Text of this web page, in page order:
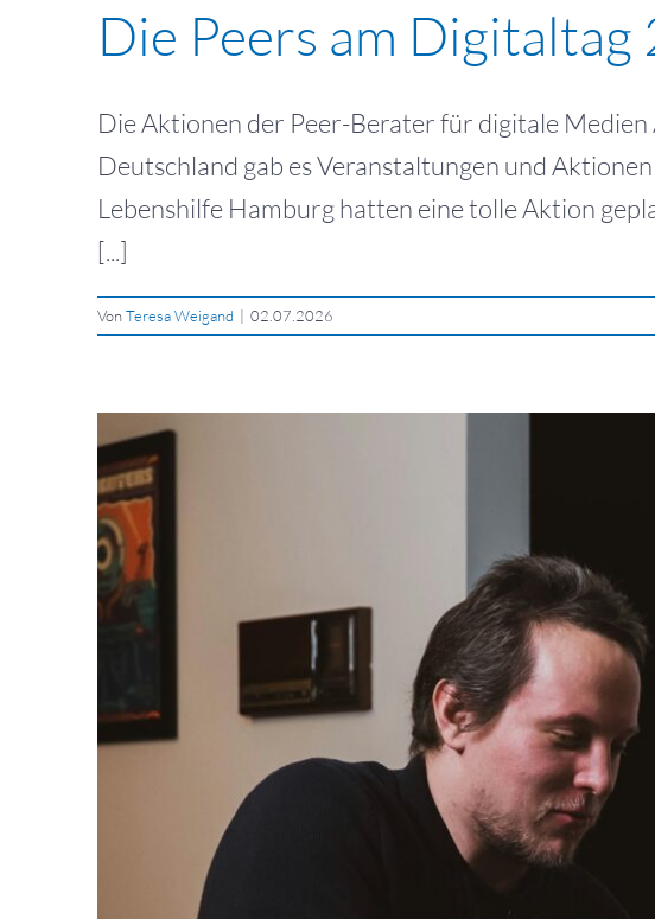
Die Peers am Digitaltag
Die Aktionen der Peer-Berater für digitale
Deutschland gab es Veranstaltungen und
Lebenshilfe Hamburg hatten eine tolle Aktion
[...]
VonTeresa Weigand | 02.07.2026